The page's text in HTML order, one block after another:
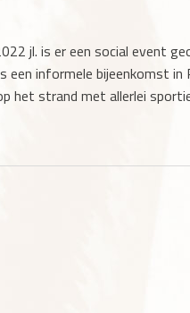
jl. is er een social event
informele bijeenkomst in
het strand met allerlei